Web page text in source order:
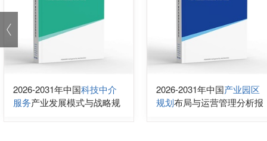
2026-2031年中国科技中介
服务产业发展模式与战略规
2026-2031年中国产业园区
规划布局与运营管理分析报